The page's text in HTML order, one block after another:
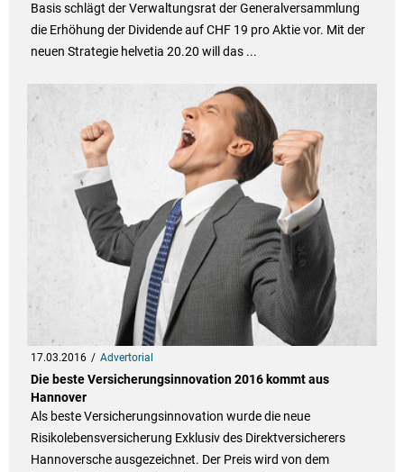
Basis schlägt der Verwaltungsrat der Generalversammlung
die Erhöhung der Dividende auf CHF 19 pro Aktie vor. Mit der
neuen Strategie helvetia 20.20 will das ...
17.03.2016 Advertorial
Die beste Versicherungsinnovation 2016 kommt aus
Hannover
Als beste Versicherungsinnovation wurde die neue
Risikolebensversicherung Exklusiv des Direktversicherers
Hannoversche ausgezeichnet. Der Preis wird von dem